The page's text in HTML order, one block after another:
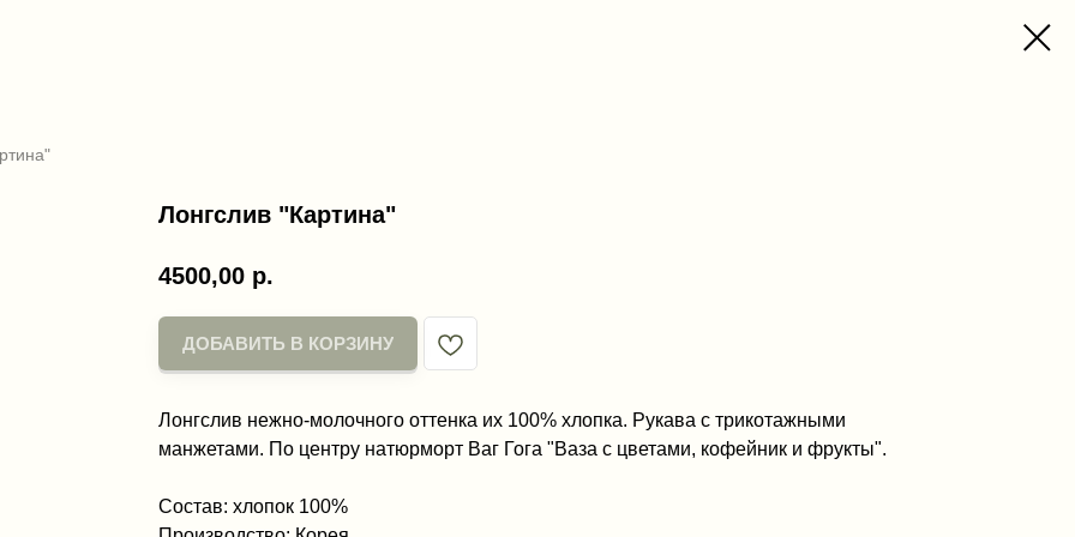
Лонгслив "Картина"
4500,00 р.
ДОБАВИТЬ В КОРЗИНУ
Лонгслив нежно-молочного оттенка их 100% хлопка. Рукава с трикотажными
манжетами. По центру натюрморт Ваг Гога "Ваза с цветами, кофейник и фрукты".
Состав: хлопок 100%